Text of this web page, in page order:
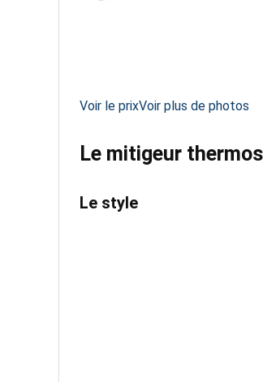
Voir le prixVoir plus de photos
Le mitigeur
Le style